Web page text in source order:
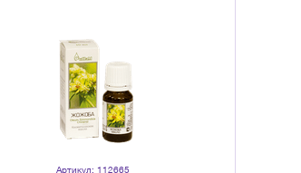
Артикул: 112665